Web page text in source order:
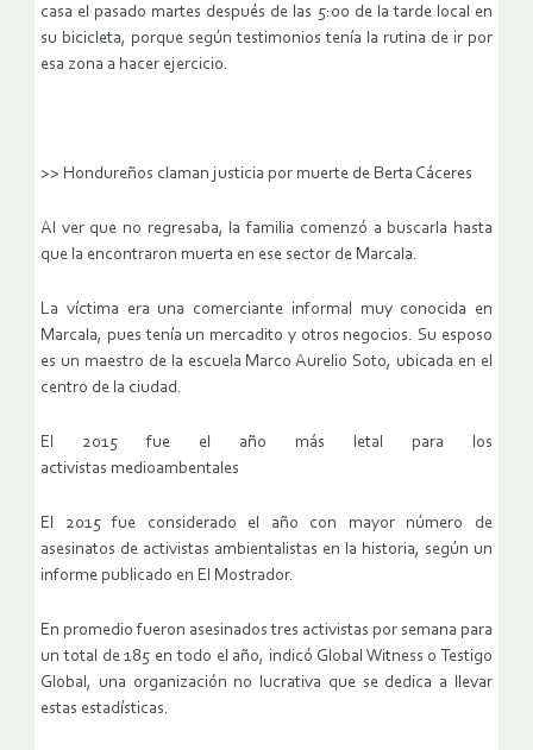
casa el pasado martes después de las 5:00 de la tarde local en
su bicicleta, porque según testimonios tenía la rutina de ir por
esa zona a hacer ejercicio.
>> Hondureños claman justicia por muerte de Berta Cáceres
Al ver que no regresaba, la familia comenzó a buscarla hasta
que la encontraron muerta en ese sector de Marcala.
La víctima era una comerciante informal muy conocida en
Marcala, pues tenía un mercadito y otros negocios. Su esposo
es un maestro de la escuela Marco Aurelio Soto, ubicada en el
centro de la ciudad.
El 2015 fue el año más letal para los
activistas medioambentales
El 2015 fue considerado el año con mayor número de
asesinatos de activistas ambientalistas en la historia, según un
informe publicado en El Mostrador.
En promedio fueron asesinados tres activistas por semana para
un total de 185 en todo el año, indicó Global Witness o Testigo
Global, una organización no lucrativa que se dedica a llevar
estas estadísticas.